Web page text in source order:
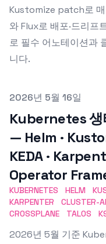
Kustomize patch로 매
와 Flux로 배포·드리프
로 필수 어노테이션과
니다.
Published on
2026년 5월 16일
Kubernetes 생
— Helm ·
KEDA ·
Operator
KUBERNETES HELM
KARPENTER
CLUSTER-
CROSSPLANE
TALOS
2026년 5월 기준